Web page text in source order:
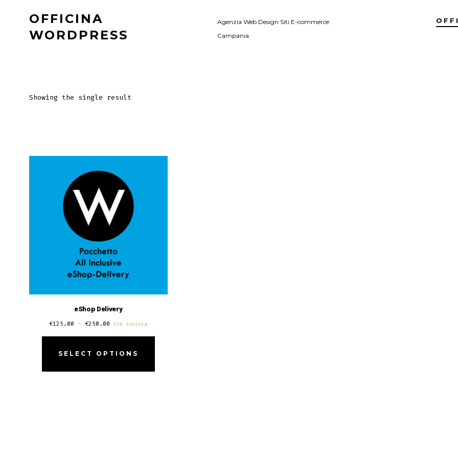
contenuto
OFFICINA
WORDPRESS
Agenzia Web Design Siti E-commerce
Campania
Showing the single result
eShop Delivery
€125.00 – €250.00 IVA inclusa
SELECT OPTIONS